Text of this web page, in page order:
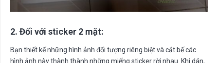
2. Đối với sticker 2 mặt:
Bạn thiết kế những hình ảnh đối tượng riêng biệt và cắt bế các
hình ảnh này thành thành những miếng sticker rời nhau. Khi dán,